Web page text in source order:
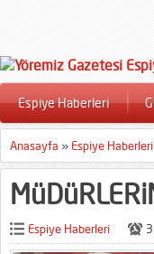
Espiye Haberleri
Anasayfa » Espiye Haberleri
Espiye Haberleri